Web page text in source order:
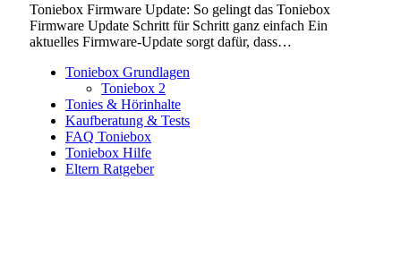
Toniebox Firmware Update: So gelingt das Toniebox
Firmware Update Schritt für Schritt ganz einfach Ein
aktuelles Firmware-Update sorgt dafür, dass…
Toniebox Grundlagen
Toniebox 2
Tonies & Hörinhalte
Kaufberatung & Tests
FAQ Toniebox
Toniebox Hilfe
Eltern Ratgeber